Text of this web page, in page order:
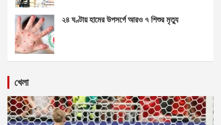
২৪ ঘণ্টায় হামের উপসর্গে আরও ৭ শিশুর মৃত্যু
খেলা